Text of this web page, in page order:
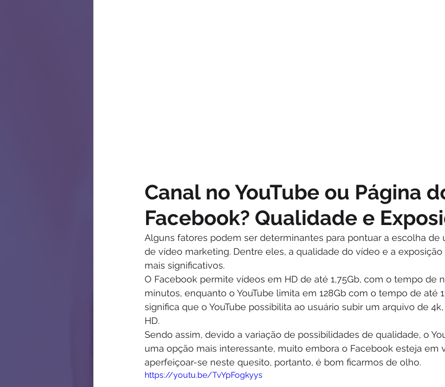
Canal no YouTube ou Página
Facebook? Qualidade e
Alguns fatores podem ser determinantes para pontuar a escolha de
de vídeo marketing. Dentre eles, a qualidade do vídeo e a
mais significativos.
O Facebook permite vídeos em HD de até 1,75Gb, com o tempo de
minutos, enquanto o YouTube limita em 128Gb com o tempo de até
significa que o YouTube possibilita ao usuário subir um arquivo de
HD.
Sendo assim, devido a variação de possibilidades de qualidade, o
uma opção mais interessante, muito embora o Facebook esteja em
aperfeiçoar-se neste quesito, portanto, é bom ficarmos de olho.
https://youtu.be/TvYpFogkyys